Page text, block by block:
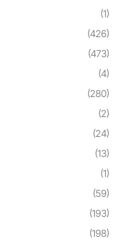
(1)
(426)
(473)
(4)
(280)
(2)
(24)
(13)
(1)
(59)
(193)
(198)